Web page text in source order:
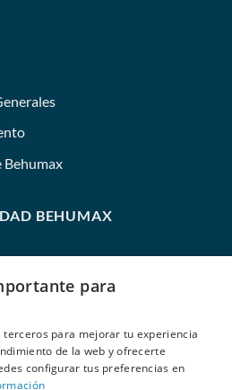
Behumax
BEHUMAX
para
terceros para mejorar tu experiencia
de la web y ofrecerte
configurar tus preferencias en